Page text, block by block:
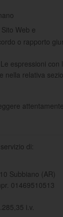
Web e
o rapporto
espressioni con
nella relativa
di:
Subbiano (AR)
01469510513
i.v.